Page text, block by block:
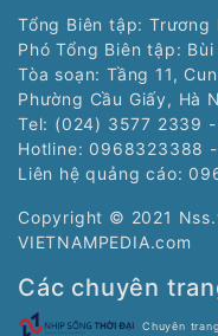
Tổng Biên tập: Trương
Phó Tổng Biên tập:
Tòa soạn: Tầng 11,
Phường Cầu Giấy, Hà
Tel: (024) 3577 2339
Hotline: 0968323388
Liên hệ quảng cáo:
Copyright © 2021
VIETNAMPEDIA.com
Các chuyên
Chuyên